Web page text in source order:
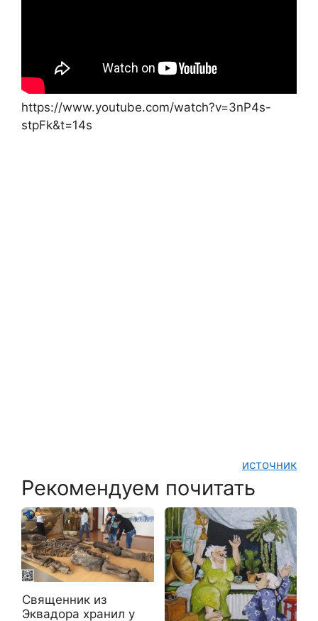
https://www.youtube.com/watch?v=3nP4s-
stpFk&t=14s
источник
Рекомендуем почитать
Священник из
Эквадора хранил у